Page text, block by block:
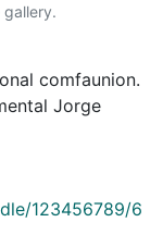
gallery.
comfaunion.
Jorge
123456789/6